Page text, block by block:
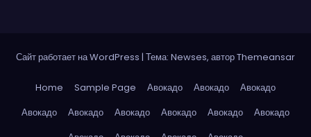
Сайт работает на WordPress | Тема: Newses, авторThemeansar
Home Sample Page Авокадо Авокадо
Авокадо
Авокадо
Авокадо Авокадо Авокадо Авокадо
Авокадо